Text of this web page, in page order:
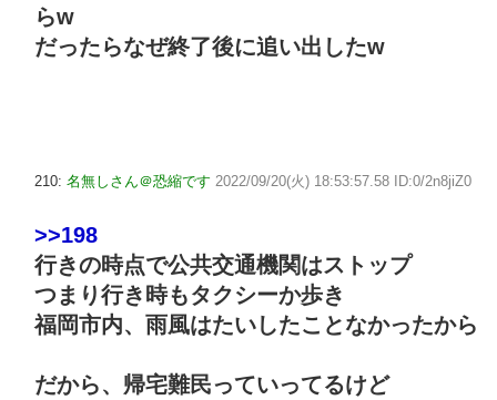
らw
だったらなぜ終了後に追い出したw
210: 名無しさん＠恐縮です 2022/09/20(火) 18:53:57.58 ID:0/2n8jiZ0
>>198
行きの時点で公共交通機関はストップ
つまり行き時もタクシーか歩き
福岡市内、雨風はたいしたことなかったから
だから、帰宅難民っていってるけど